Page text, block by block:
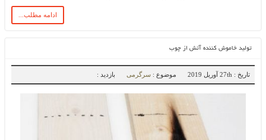
ادامه مطلب...
تولید خاموش کننده آتش از چوب
تاریخ : 27th آوریل 2019 موضوع : سرگرمی بازدید :